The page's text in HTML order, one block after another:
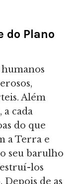
do Plano
humanos
Além
cada
do que
a Terra e
seu barulho
los
de as